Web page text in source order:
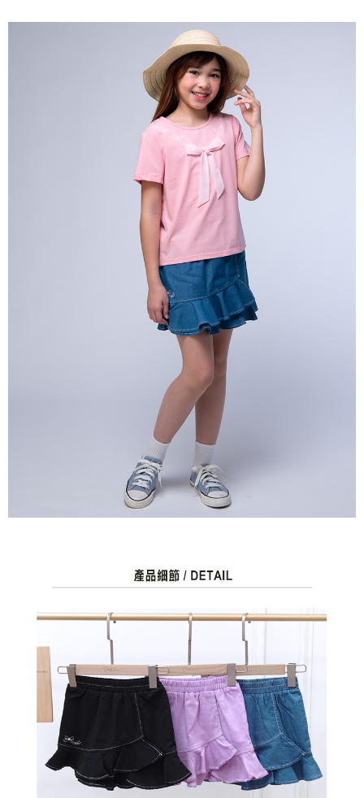
付款後7-11取貨
每筆NT$80，滿NT$2,000(含以上)免運費
每筆NT$80，滿NT$2,000(含以上)免運費